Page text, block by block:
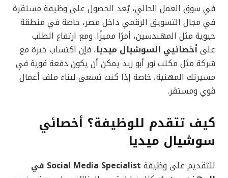
في سوق العمل الحالي، يُعد الحصول على وظيفة مستقرة
في مجال التسويق الرقمي داخل مصر، خاصة في منطقة
حيوية مثل المهندسين، أمرًا مميزًا. ومع ارتفاع الطلب
علىأخصائيي السوشيال ميديا، فإن اكتساب خبرة مع
شركة مثل مكتب نور أبو زيد يمكن أن يكون دفعة قوية في
مسيرتك المهنية، خاصة إذا كنت تسعى لبناء ملف أعمال
قوي ومستقر.
كيف تتقدم للوظيفة؟ أخصائي
سوشيال ميديا
للتقديم على وظيفة
Social Media Specialist في